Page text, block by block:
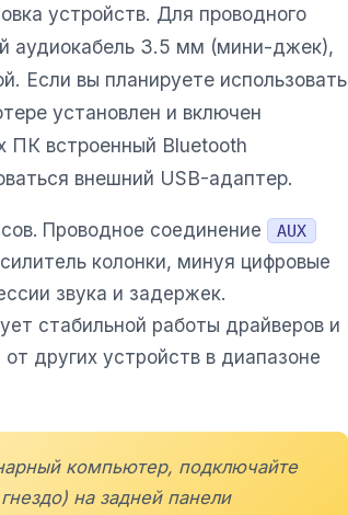
устройств. Для проводного
аудиокабель 3.5 мм (мини-джек),
Если вы планируете использовать
установлен и включен
ПК встроенный Bluetooth
внешний USB-адаптер.
Проводное соединение AUX
колонки, минуя цифровые
звука и задержек.
стабильной работы драйверов и
других устройств в диапазоне
компьютер, подключайте
на задней панели